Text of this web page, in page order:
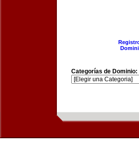
Categorías de Dominio: